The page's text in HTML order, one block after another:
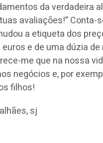
da verdadeira
avaliações!” Conta-
a etiqueta dos
e de uma dúzia
me que na nossa
negócios e, por
filhos!
sj